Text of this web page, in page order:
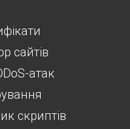
сайтів
атак
скриптів